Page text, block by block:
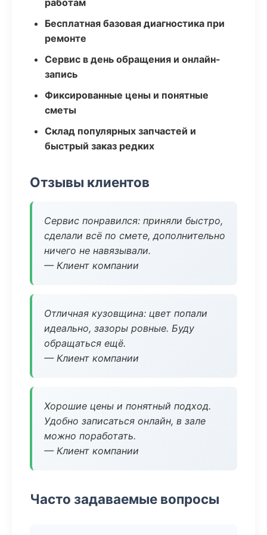
работам
Бесплатная базовая диагностика при
ремонте
Сервис в день обращения и онлайн-
запись
Фиксированные цены и понятные
сметы
Склад популярных запчастей и
быстрый заказ редких
Отзывы клиентов
Сервис понравился: приняли быстро,
сделали всё по смете, дополнительно
ничего не навязывали.
— Клиент компании
Отличная кузовщина: цвет попали
идеально, зазоры ровные. Буду
обращаться ещё.
— Клиент компании
Хорошие цены и понятный подход.
Удобно записаться онлайн, в зале
можно поработать.
— Клиент компании
Часто задаваемые вопросы